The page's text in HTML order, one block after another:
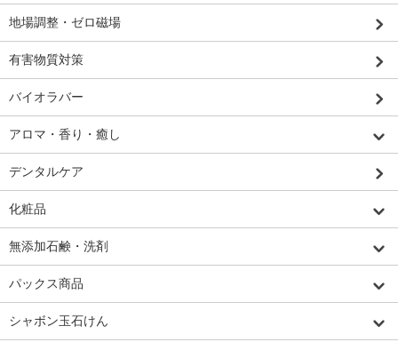
地場調整・ゼロ磁場
有害物質対策
バイオラバー
アロマ・香り・癒し
デンタルケア
化粧品
無添加石鹸・洗剤
パックス商品
シャボン玉石けん